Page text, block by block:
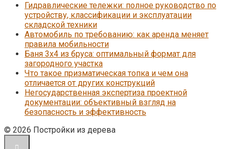
Гидравлические тележки: полное руководство по
устройству, классификации и эксплуатации
складской техники
Автомобиль по требованию: как аренда меняет
правила мобильности
Баня 3х4 из бруса: оптимальный формат для
загородного участка
Что такое призматическая топка и чем она
отличается от других конструкций
Негосударственная экспертиза проектной
документации: объективный взгляд на
безопасность и эффективность
© 2026 Постройки из дерева